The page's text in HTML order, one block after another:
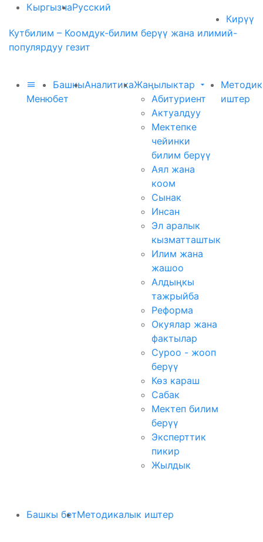
КыргызчаРусский
Кирүү
Кутбилим – Коомдук-билим берүү жана илимий-
популярдуу гезит
Меню
Башкы
бет
АналитикаЖаңылыктар
Абитуриент
Актуалдуу
Мектепке
чейинки
билим берүү
Аял жана
коом
Сынак
Инсан
Эл аралык
кызматташтык
Илим жана
жашоо
Алдыңкы
тажрыйба
Реформа
Окуялар жана
фактылар
Суроо - жооп
берүү
Көз караш
Сабак
Мектеп билим
берүү
Эксперттик
пикир
Жылдык
иштер
Башкы бетМетодикалык иштер